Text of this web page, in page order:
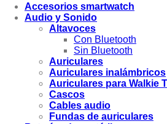
Accesorios smartwatch
Audio y Sonido
Altavoces
Con Bluetooth
Sin Bluetooth
Auriculares
Auriculares inalámbricos
Auriculares para Walkie
Cascos
Cables audio
Fundas de auriculares